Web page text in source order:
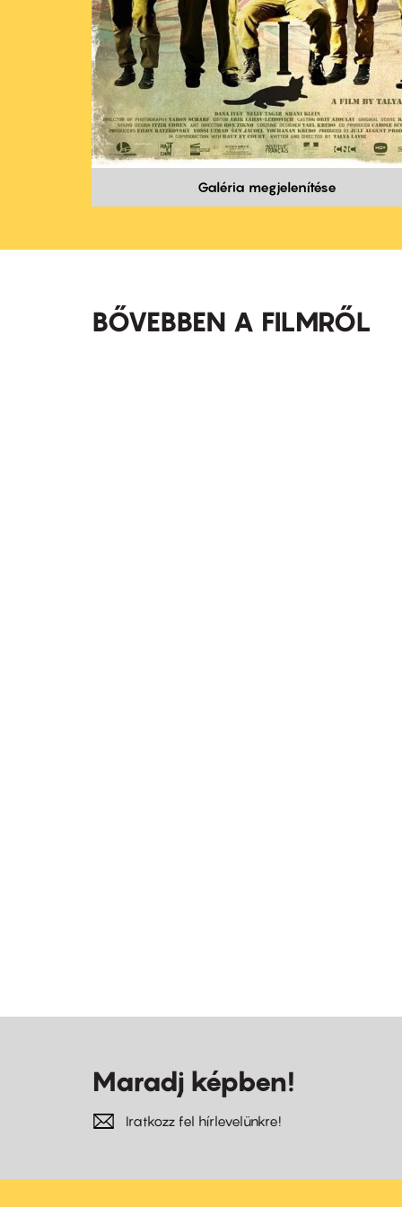
Galéria megjelenítése
BŐVEBBEN A FILMRŐL
Maradj képben!
Iratkozz fel hírlevelünkre!